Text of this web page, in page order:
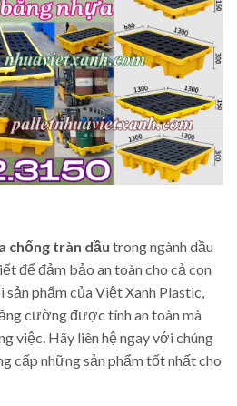
chống tràn dầu trong ngành dầu
để đảm bảo an toàn cho cả con
phẩm của Việt Xanh Plastic,
cường được tính an toàn mà
việc. Hãy liên hệ ngay với chúng
cấp những sản phẩm tốt nhất cho